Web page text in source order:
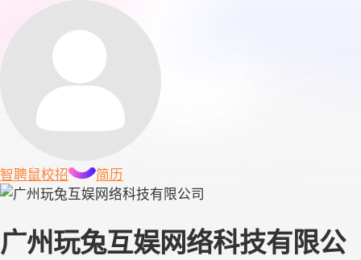
智聘鼠校招 简历
广州玩兔互娱网络科技有限公